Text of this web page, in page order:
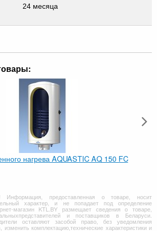
24 месяца
нагрева AQUASTIC AQ 150 FC
Информация, предоставленная о товаре, носит
характер, и не попадает под определение
магазин KTL.BY размещает сведения о товаре,
и поставщиков в Беларуси.
оставляют засобой право, без уведомления
изменить комплектацию,технические характеристики и